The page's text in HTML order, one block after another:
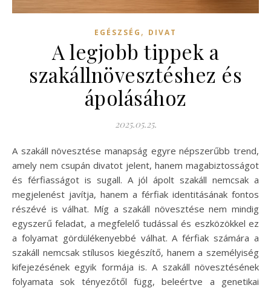
EGÉSZSÉG , DIVAT
A legjobb tippek a
szakállnövesztéshez és
ápolásához
2025.05.25.
A szakáll növesztése manapság egyre népszerűbb trend,
amely nem csupán divatot jelent, hanem magabiztosságot
és férfiasságot is sugall. A jól ápolt szakáll nemcsak a
megjelenést javítja, hanem a férfiak identitásának fontos
részévé is válhat. Míg a szakáll növesztése nem mindig
egyszerű feladat, a megfelelő tudással és eszközökkel ez
a folyamat gördülékenyebbé válhat. A férfiak számára a
szakáll nemcsak stílusos kiegészítő, hanem a személyiség
kifejezésének egyik formája is. A szakáll növesztésének
folyamata sok tényezőtől függ, beleértve a genetikai